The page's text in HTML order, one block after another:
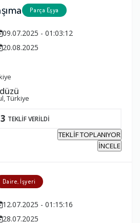
Parça Eşya
09.07.2025 - 01:03:12
20.08.2025
Türkiye
3 TEKLİF VERİLDİ
TEKLİF TOPLANIYOR
İNCELE
Daire, İşyeri
12.07.2025 - 01:15:16
28.07.2025